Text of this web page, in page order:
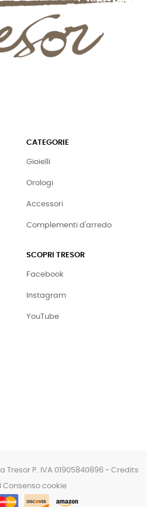
CATEGORIE
Gioielli
Orologi
Accessori
Complementi d'arredo
SCOPRI TRESOR
Facebook
Instagram
YouTube
Tresor P. IVA 01905840896 - Credits
Consenso cookie